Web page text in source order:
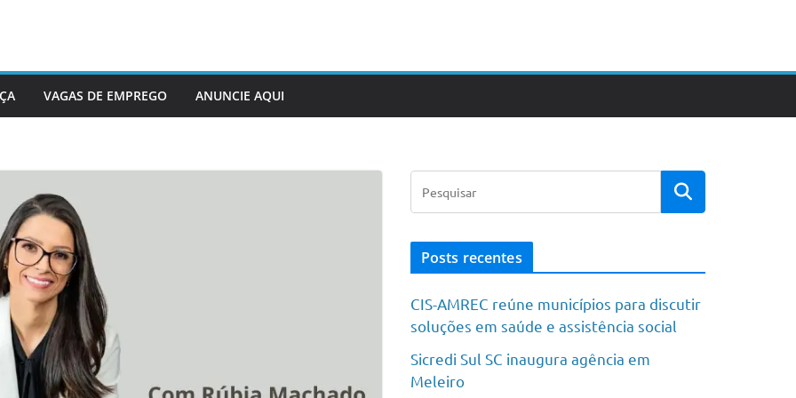
VAGAS DE EMPREGO ANUNCIE AQUI
Posts recentes
CIS-AMREC reúne municípios para discutir
soluções em saúde e assistência social
Sicredi Sul SC inaugura agência em
Meleiro